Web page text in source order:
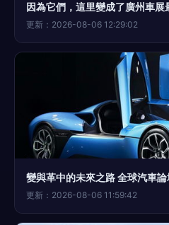
因為它們，這里變成了廣州車展
更新：2026-08-06 12:29:02
變與革中的未來之路 全球汽車
更新：2026-08-06 11:59:42